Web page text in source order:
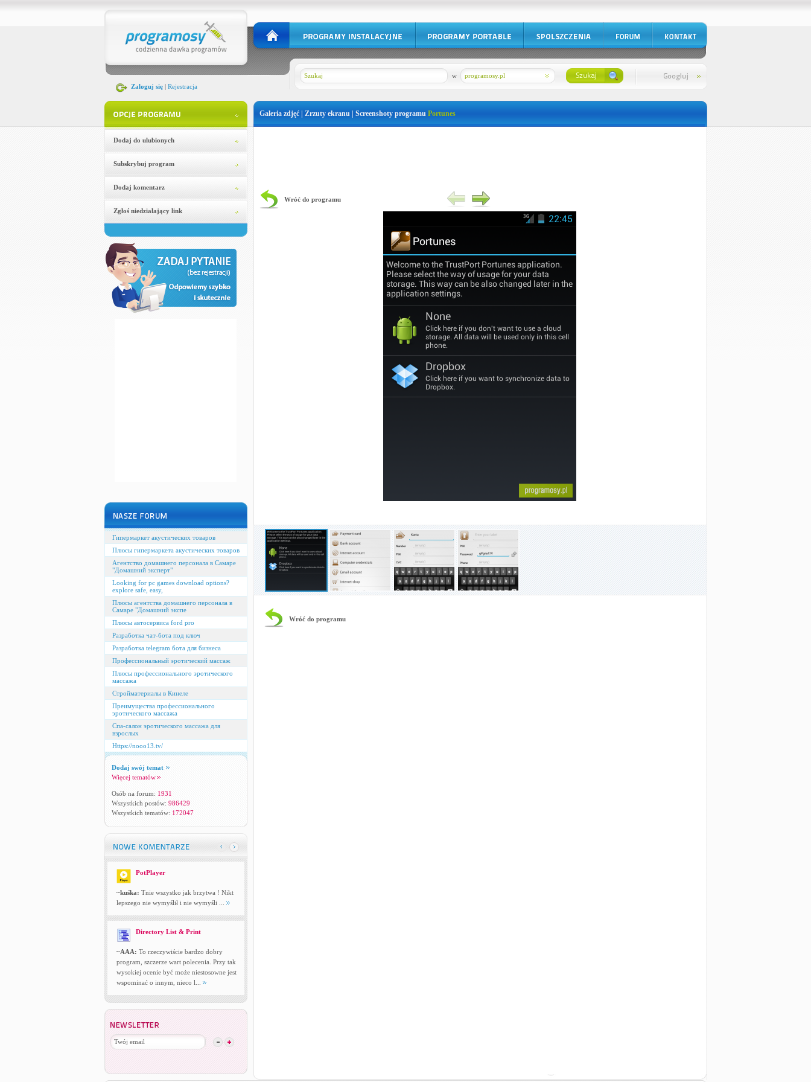
Zaloguj się| Rejestracja
programosy.pl
w
Dodaj do ulubionych
Subskrybuj program
Dodaj komentarz
Zgłoś niedziałający link
Гипермаркет акустических товаров
Плюсы гипермаркета акустических товаров
Агентство домашнего персонала в Самаре
"Домашний эксперт"
Looking for pc games download options?
explore safe, easy,
Плюсы агентства домашнего персонала в
Самаре "Домашний экспе
Плюсы автосервиса ford pro
Разработка чат-бота под ключ
Разработка telegram бота для бизнеса
Профессиональный эротический массаж
Плюсы профессионального эротического
массажа
Стройматериалы в Кинеле
Преимущества профессионального
эротического массажа
Спа-салон эротического массажа для
взрослых
Https://nooo13.tv/
Dodaj swój temat
Więcej tematów
Osób na forum: 1931
Wszystkich postów: 986429
Wszystkich tematów: 172047
PotPlayer
~kuśka: Tnie wszystko jak brzytwa ! Nikt
lepszego nie wymyślił i nie wymyśli ...
Directory List & Print
~AAA: To rzeczywiście bardzo dobry
program, szczerze wart polecenia. Przy tak
wysokiej ocenie być może niestosowne jest
wspominać o innym, nieco l...
Galeria zdjęć | Zrzuty ekranu | Screenshoty programu Portunes
Wróć do programu
Wróć do programu